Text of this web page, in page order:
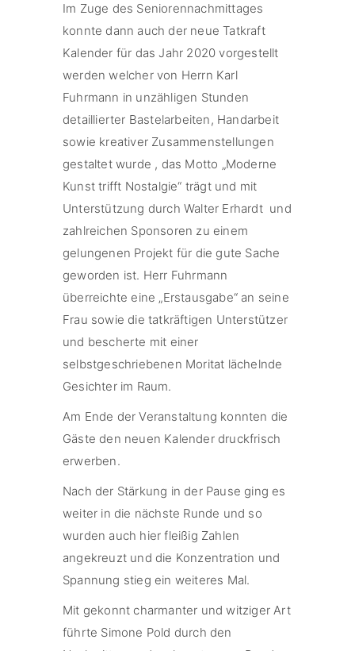
Im Zuge des Seniorennachmittages
konnte dann auch der neue Tatkraft
Kalender für das Jahr 2020 vorgestellt
werden welcher von Herrn Karl
Fuhrmann in unzähligen Stunden
detaillierter Bastelarbeiten, Handarbeit
sowie kreativer Zusammenstellungen
gestaltet wurde , das Motto „Moderne
Kunst trifft Nostalgie“ trägt und mit
Unterstützung durch Walter Erhardt und
zahlreichen Sponsoren zu einem
gelungenen Projekt für die gute Sache
geworden ist. Herr Fuhrmann
überreichte eine „Erstausgabe“ an seine
Frau sowie die tatkräftigen Unterstützer
und bescherte mit einer
selbstgeschriebenen Moritat lächelnde
Gesichter im Raum.
Am Ende der Veranstaltung konnten die
Gäste den neuen Kalender druckfrisch
erwerben.
Nach der Stärkung in der Pause ging es
weiter in die nächste Runde und so
wurden auch hier fleißig Zahlen
angekreuzt und die Konzentration und
Spannung stieg ein weiteres Mal.
Mit gekonnt charmanter und witziger Art
führte Simone Pold durch den